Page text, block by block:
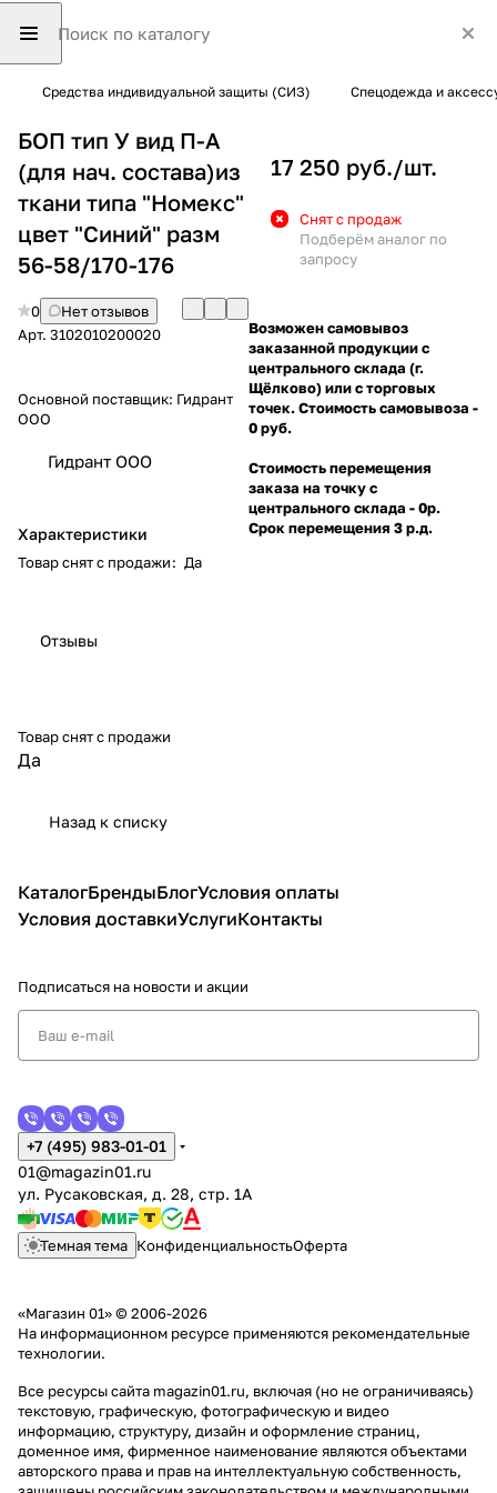
Средства индивидуальной защиты (СИЗ) Спецодежда и
БОП тип У вид П-А
(для нач. состава)из
ткани типа "Номекс"
цвет "Синий" разм
56-58/170-176
0
Нет отзывов
Арт. 3102010200020
Основной поставщик: Гидрант
ООО
Гидрант ООО
Характеристики
Товар снят с продажи: Да
17 250 руб./шт.
Снят с продаж
Подберём аналог по
запросу
Возможен самовывоз
заказанной продукции с
центрального склада (г.
Щёлково) или с торговых
точек. Стоимость самовывоза -
0 руб.
Стоимость перемещения
заказа на точку с
центрального склада - 0р.
Срок перемещения 3 р.д.
Отзывы
Товар снят с продажи
Да
Назад к списку
КаталогБрендыБлогУсловия оплаты
Условия доставкиУслугиКонтакты
Подписаться на новости и акции
+7 (495) 983-01-01
01@magazin01.ru
ул. Русаковская, д. 28, стр. 1А
Темная тема КонфиденциальностьОферта
«Магазин 01» © 2006-2026
На информационном ресурсе применяются рекомендательные
технологии.
Все ресурсы сайта magazin01.ru, включая (но не ограничиваясь)
текстовую, графическую, фотографическую и видео
информацию, структуру, дизайн и оформление страниц,
доменное имя, фирменное наименование являются объектами
авторского права и прав на интеллектуальную собственность,